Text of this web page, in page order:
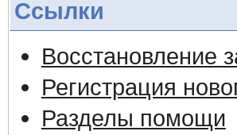
Ссылки
Восстановление
Регистрация
Разделы помощи